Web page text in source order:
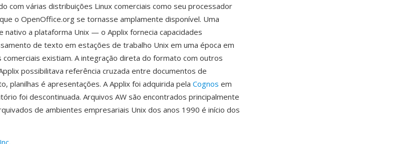
com várias distribuições Linux comerciais como seu processador
o OpenOffice.org se tornasse amplamente disponível. Uma
nativo a plataforma Unix — o Applix fornecia capacidades
de texto em estações de trabalho Unix em uma época em
comerciais existiam. A integração direta do formato com outros
possibilitava referência cruzada entre documentos de
planilhas é apresentações. A Applix foi adquirida pela Cognos em
foi descontinuada. Arquivos AW são encontrados principalmente
de ambientes empresariais Unix dos anos 1990 é início dos